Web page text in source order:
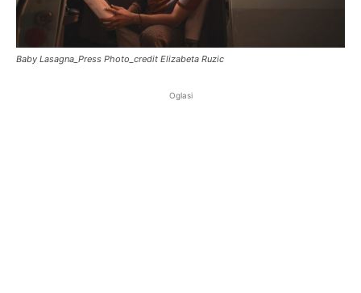
Baby Lasagna_Press Photo_credit Elizabeta Ruzic
Oglasi